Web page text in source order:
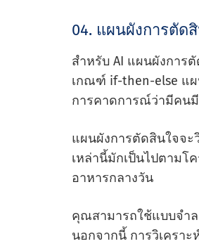
04. แผนผังการตัด
สําหรับ AI แผนผังการ
เกณฑ์ if-then-else แผ
การคาดการณ์ว่ามีคน
แผนผังการตัดสินใจจะ
เหล่านี้มักเป็นไปตาม
อาหารกลางวัน
คุณสามารถใช้แบบจํา
นอกจากนี้ การวิเครา